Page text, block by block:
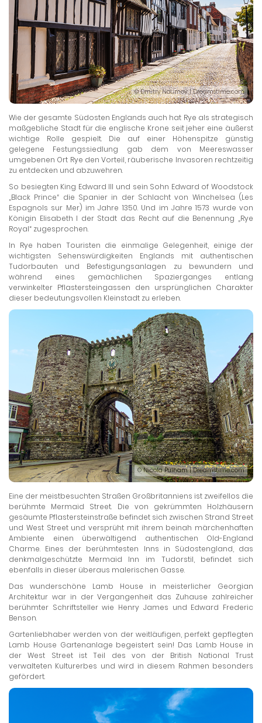
© Dmitry Naumov | Dreamstime.com
Wie der gesamte Südosten Englands auch hat Rye als strategisch
maßgebliche Stadt für die englische Krone seit jeher eine äußerst
wichtige Rolle gespielt. Die auf einer Höhenspitze günstig
gelegene Festungssiedlung gab dem von Meereswasser
umgebenen Ort Rye den Vorteil, räuberische Invasoren rechtzeitig
zu entdecken und abzuwehren.
So besiegten King Edward III und sein Sohn Edward of Woodstock
„Black Prince“ die Spanier in der Schlacht von Winchelsea (Les
Espagnols sur Mer) im Jahre 1350. Und im Jahre 1573 wurde von
Königin Elisabeth I der Stadt das Recht auf die Benennung „Rye
Royal“ zugesprochen.
In Rye haben Touristen die einmalige Gelegenheit, einige der
wichtigsten Sehenswürdigkeiten Englands mit authentischen
Tudorbauten und Befestigungsanlagen zu bewundern und
während eines gemächlichen Spazierganges entlang
verwinkelter Pflastersteingassen den ursprünglichen Charakter
dieser bedeutungsvollen Kleinstadt zu erleben.
© Nicola Pulham | Dreamstime.com
Eine der meistbesuchten Straßen Großbritanniens ist zweifellos die
berühmte Mermaid Street. Die von gekrümmten Holzhäusern
gesäumte Pflastersteinstraße befindet sich zwischen Strand Street
und West Street und versprüht mit ihrem beinah märchenhaften
Ambiente einen überwältigend authentischen Old-England
Charme. Eines der berühmtesten Inns in Südostengland, das
denkmalgeschützte Mermaid Inn im Tudorstil, befindet sich
ebenfalls in dieser überaus malerischen Gasse.
Das wunderschöne Lamb House in meisterlicher Georgian
Architektur war in der Vergangenheit das Zuhause zahlreicher
berühmter Schriftsteller wie Henry James und Edward Frederic
Benson.
Gartenliebhaber werden von der weitläufigen, perfekt gepflegten
Lamb House Gartenanlage begeistert sein! Das Lamb House in
der West Street ist Teil des von der British National Trust
verwalteten Kulturerbes und wird in diesem Rahmen besonders
gefördert.